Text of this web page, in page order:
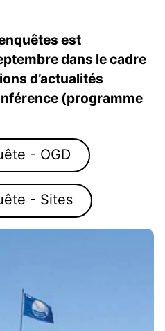
est
dans le cadre
d’actualités
(programme
- OGD
- Sites